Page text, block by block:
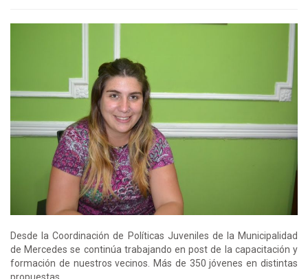
Desde la Coordinación de Políticas Juveniles de la Municipalidad
de Mercedes se continúa trabajando en post de la capacitación y
formación de nuestros vecinos. Más de 350 jóvenes en distintas
propuestas.